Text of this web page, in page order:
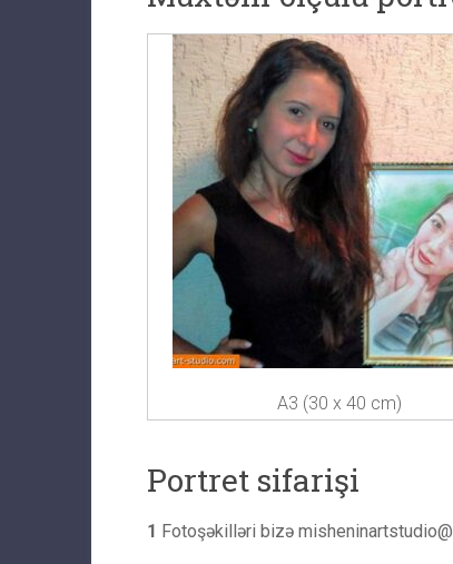
A3 (30 x 40 cm)
Portret sifarişi
1 Fotoşəkilləri bizə